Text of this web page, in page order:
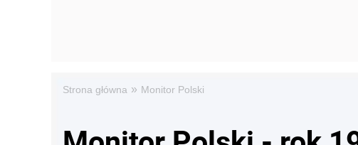
Strona główna » Monitor Polski